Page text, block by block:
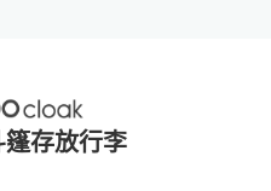
薦的寄物櫃
式置物櫃
存放行李